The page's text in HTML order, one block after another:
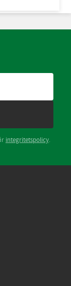
integritetspolicy.